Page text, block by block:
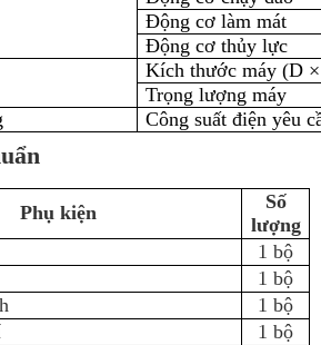
Động cơ làm mát
Động cơ thủy lực
Kích thước máy (D
Trọng lượng máy
Công suất điện yêu
Phụ kiện
Số
lượng
1 bộ
1 bộ
1 bộ
1 bộ